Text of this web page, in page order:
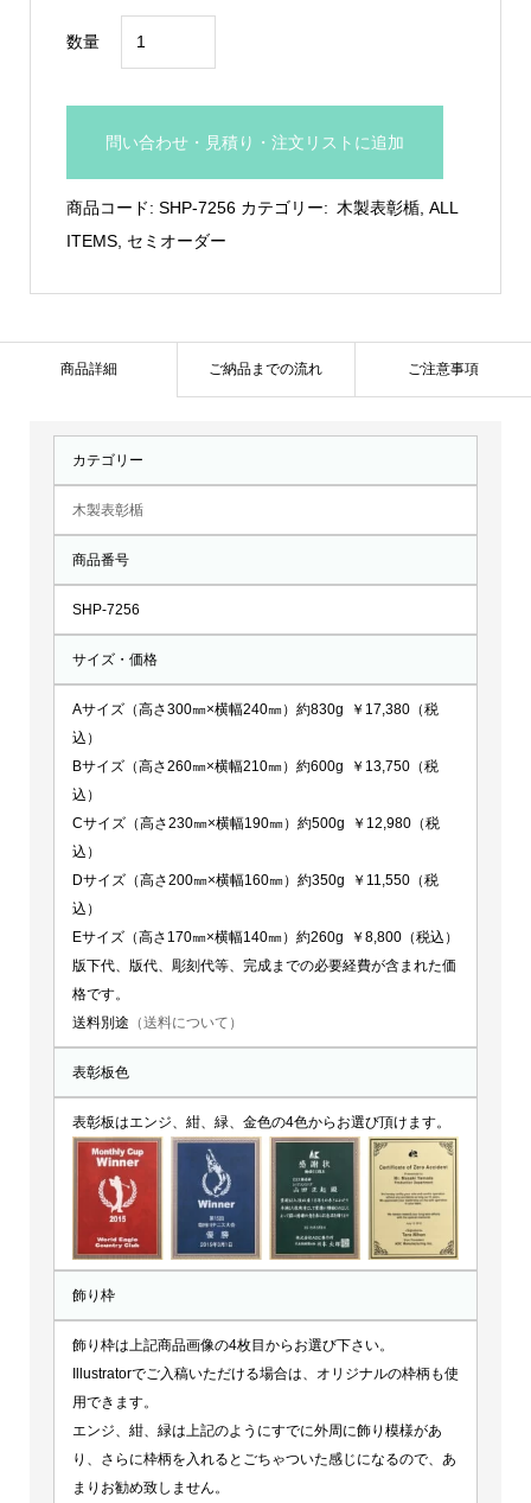
数量
価
盾：
個
問い合わせ・見積り・注文リストに追加
商品コード: SHP-7256 カテゴリー: 木製表彰楯, ALL
ITEMS, セミオーダー
商品詳細 ご納品までの流れ ご注意事項
カテゴリー
木製表彰楯
商品番号
SHP-7256
サイズ・価格
Aサイズ（高さ300㎜×横幅240㎜）約830g ￥17,380（税
込）
Bサイズ（高さ260㎜×横幅210㎜）約600g ￥13,750（税
込）
Cサイズ（高さ230㎜×横幅190㎜）約500g ￥12,980（税
込）
Dサイズ（高さ200㎜×横幅160㎜）約350g ￥11,550（税
込）
Eサイズ（高さ170㎜×横幅140㎜）約260g ￥8,800（税込）
版下代、版代、彫刻代等、完成までの必要経費が含まれた価
格です。
送料別途 （送料について）
表彰板色
表彰板はエンジ、紺、緑、金色の4色からお選び頂けます。
飾り枠
飾り枠は上記商品画像の4枚目からお選び下さい。
Illustratorでご入稿いただける場合は、オリジナルの枠柄も使
用できます。
エンジ、紺、緑は上記のようにすでに外周に飾り模様があ
り、さらに枠柄を入れるとごちゃついた感じになるので、あ
まりお勧め致しません。